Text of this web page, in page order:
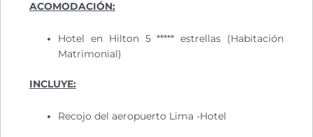
ACOMODACIÓN:
Hotel en Hilton 5 ***** estrellas (Habitación
Matrimonial)
INCLUYE:
Recojo del aeropuerto Lima -Hotel